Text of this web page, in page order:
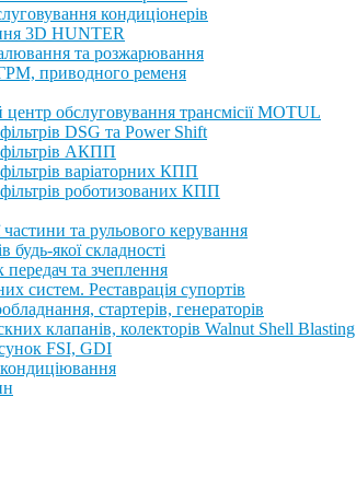
кондиціонерів
3D HUNTER
та розжарювання
приводного ременя
обслуговування трансмісії MOTUL
DSG та Power Shift
АКПП
варіаторних КПП
роботизованих КПП
та рульового керування
будь-якої складності
та зчеплення
систем. Реставрація супортів
стартерів, генераторів
клапанів, колекторів Walnut Shell Blasting
FSI, GDI